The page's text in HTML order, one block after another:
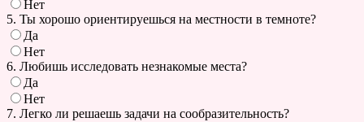
Нет
5. Ты хорошо ориентируешься на местности в темноте?
Да
Нет
6. Любишь исследовать незнакомые места?
Да
Нет
7. Легко ли решаешь задачи на сообразительность?